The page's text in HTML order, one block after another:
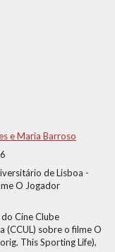
e Maria Barroso
de Lisboa -
O Jogador
Cine Clube
(CCUL) sobre o filme O
This Sporting Life),